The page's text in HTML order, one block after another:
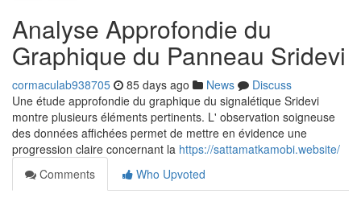
Analyse Approfondie du
Graphique du Panneau Sridevi
cormaculab938705 85 days ago News
Discuss
Une étude approfondie du graphique du signalétique Sridevi
montre plusieurs éléments pertinents. L' observation soigneuse
des données affichées permet de mettre en évidence une
progression claire concernant la https://sattamatkamobi.website/
Comments
Who Upvoted